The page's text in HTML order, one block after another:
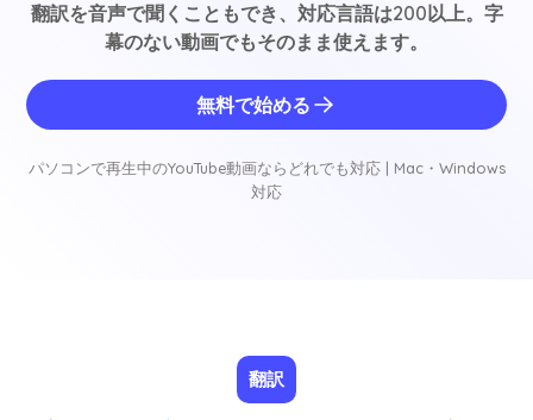
翻訳を音声で聞くこともでき、対応言語は200以上。字
幕のない動画でもそのまま使えます。
無料で始める
パソコンで再生中のYouTube動画ならどれでも対応 | Mac・Windows
対応
翻訳